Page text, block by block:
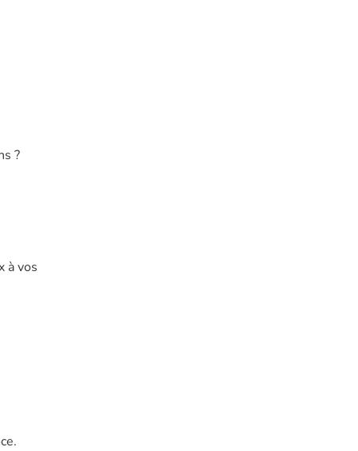
?
à vos